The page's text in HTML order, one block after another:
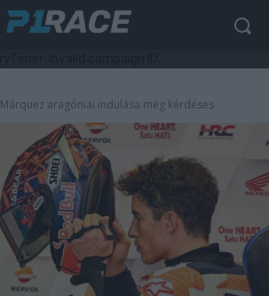
Márquez aragóniai indulása még kérdéses